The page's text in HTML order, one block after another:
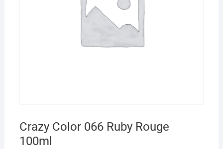
Crazy Color 066 Ruby Rouge
100ml